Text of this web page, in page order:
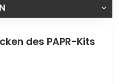
des PAPR-Kits